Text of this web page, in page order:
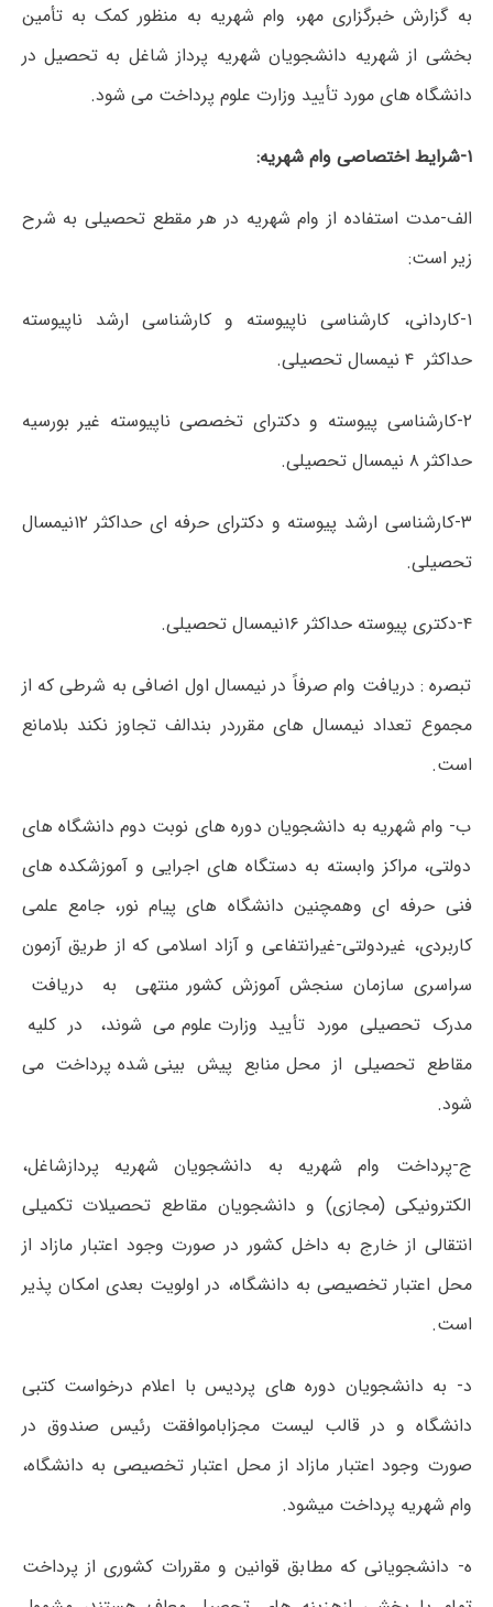
به گزارش خبرگزاری مهر، وام شهریه به منظور کمک به تأمین
بخشی از شهریه دانشجویان شهریه پرداز شاغل به تحصیل در
دانشگاه های مورد تأیید وزارت علوم پرداخت می شود.
۱-شرایط اختصاصی وام شهریه:
الف-مدت استفاده از وام شهریه در هر مقطع تحصیلی به شرح
زیر است:
۱-کاردانی، کارشناسی ناپیوسته و کارشناسی ارشد ناپیوسته
حداکثر ۴ نیمسال تحصیلی.
۲-کارشناسی پیوسته و دکترای تخصصی ناپیوسته غیر بورسیه
حداکثر ۸ نیمسال تحصیلی.
۳-کارشناسی ارشد پیوسته و دکترای حرفه ای حداکثر ۱۲نیمسال
تحصیلی.
۴-دکتری پیوسته حداکثر ۱۶نیمسال تحصیلی.
تبصره : دریافت وام صرفاً در نیمسال اول اضافی به شرطی که از
مجموع تعداد نیمسال های مقرردر بندالف تجاوز نکند بلامانع
است.
ب- وام شهریه به دانشجویان دوره های نوبت دوم دانشگاه های
دولتی، مراکز وابسته به دستگاه های اجرایی و آموزشکده های
فنی حرفه ای وهمچنین دانشگاه های پیام نور، جامع علمی
کاربردی، غیردولتی-غیرانتفاعی و آزاد اسلامی که از طریق آزمون
سراسری سازمان سنجش آموزش کشور منتهی به دریافت
مدرک تحصیلی مورد تأیید وزارت علوم می شوند، در کلیه
مقاطع تحصیلی از محل منابع پیش بینی شده پرداخت می
شود.
ج-پرداخت وام شهریه به دانشجویان شهریه پردازشاغل،
الکترونیکی (مجازی) و دانشجویان مقاطع تحصیلات تکمیلی
انتقالی از خارج به داخل کشور در صورت وجود اعتبار مازاد از
محل اعتبار تخصیصی به دانشگاه، در اولویت بعدی امکان پذیر
است.
د- به دانشجویان دوره های پردیس با اعلام درخواست کتبی
دانشگاه و در قالب لیست مجزاباموافقت رئیس صندوق در
صورت وجود اعتبار مازاد از محل اعتبار تخصیصی به دانشگاه،
وام شهریه پرداخت میشود.
ه- دانشجویانی که مطابق قوانین و مقررات کشوری از پرداخت